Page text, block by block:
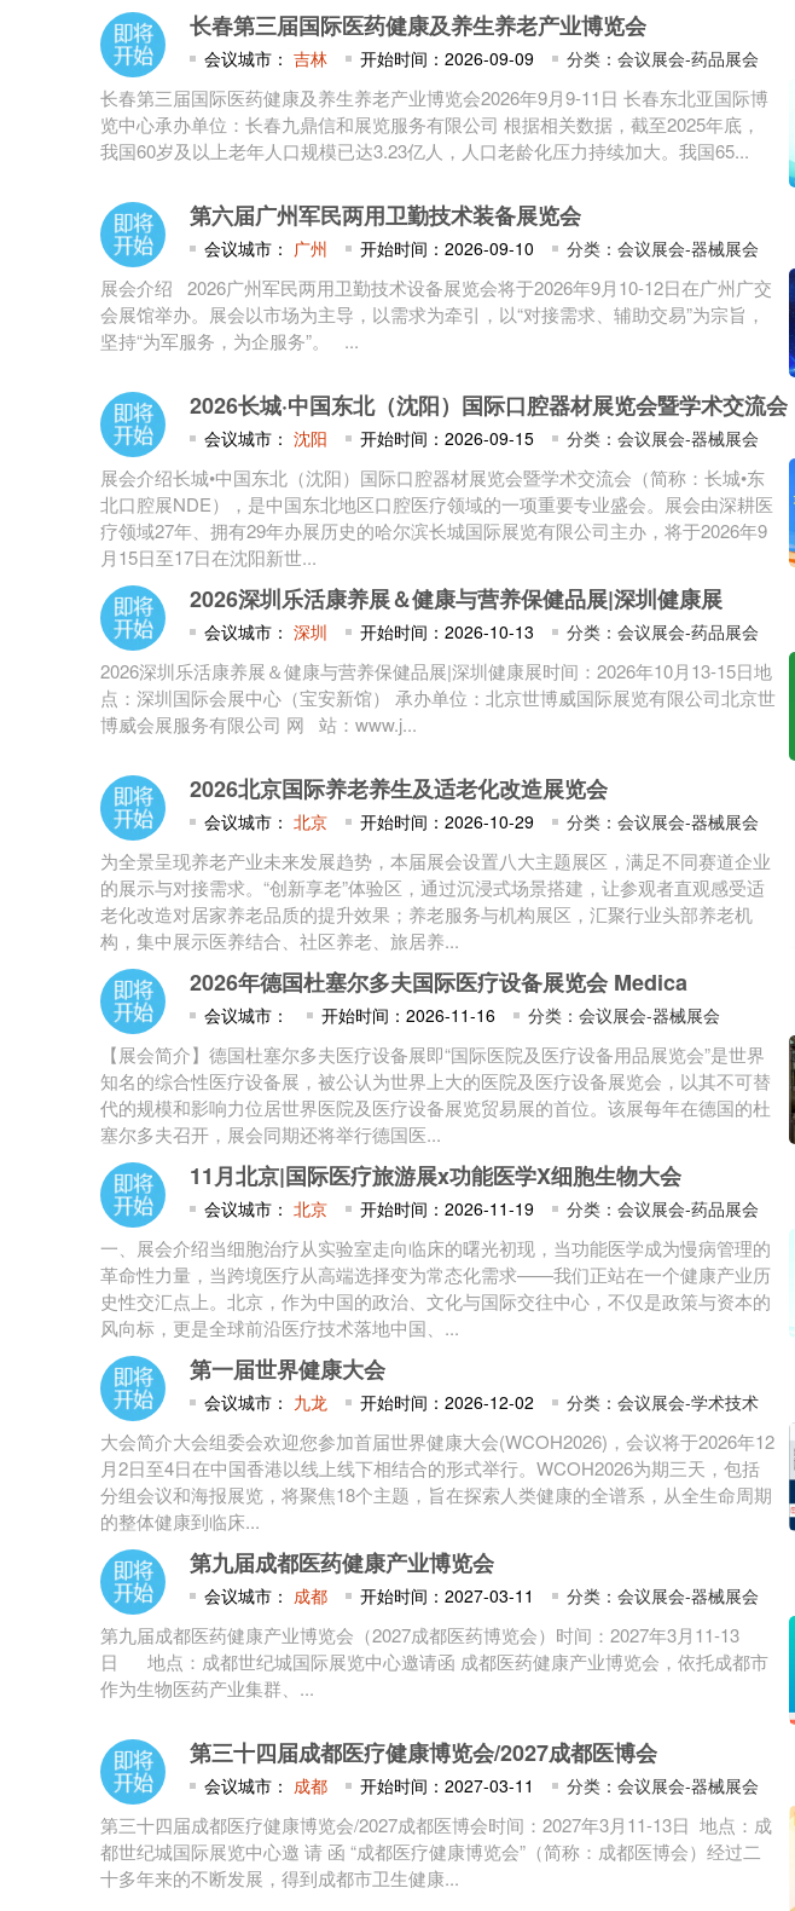
长春第三届国际医药健康及养生养老产业博览会
会议城市： 吉林 开始时间：2026-09-09 分类：会议展会-药品展会
长春第三届国际医药健康及养生养老产业博览会2026年9月9-11日 长春东北亚国际博
览中心承办单位：长春九鼎信和展览服务有限公司 根据相关数据，截至2025年底，
我国60岁及以上老年人口规模已达3.23亿人，人口老龄化压力持续加大。我国65...
第六届广州军民两用卫勤技术装备展览会
会议城市： 广州 开始时间：2026-09-10 分类：会议展会-器械展会
展会介绍 2026广州军民两用卫勤技术设备展览会将于2026年9月10-12日在广州广交
会展馆举办。展会以市场为主导，以需求为牵引，以“对接需求、辅助交易”为宗旨，
坚持“为军服务，为企服务”。 ...
2026长城·中国东北（沈阳）国际口腔器材展览会暨学术交流会
会议城市： 沈阳 开始时间：2026-09-15 分类：会议展会-器械展会
展会介绍长城•中国东北（沈阳）国际口腔器材展览会暨学术交流会（简称：长城•东
北口腔展NDE），是中国东北地区口腔医疗领域的一项重要专业盛会。展会由深耕医
疗领域27年、拥有29年办展历史的哈尔滨长城国际展览有限公司主办，将于2026年9
月15日至17日在沈阳新世...
2026深圳乐活康养展＆健康与营养保健品展|深圳健康展
会议城市： 深圳 开始时间：2026-10-13 分类：会议展会-药品展会
2026深圳乐活康养展＆健康与营养保健品展|深圳健康展时间：2026年10月13-15日地
点：深圳国际会展中心（宝安新馆） 承办单位：北京世博威国际展览有限公司北京世
博威会展服务有限公司 网 站：www.j...
2026北京国际养老养生及适老化改造展览会
会议城市： 北京 开始时间：2026-10-29 分类：会议展会-器械展会
为全景呈现养老产业未来发展趋势，本届展会设置八大主题展区，满足不同赛道企业
的展示与对接需求。“创新享老”体验区，通过沉浸式场景搭建，让参观者直观感受适
老化改造对居家养老品质的提升效果；养老服务与机构展区，汇聚行业头部养老机
构，集中展示医养结合、社区养老、旅居养...
2026年德国杜塞尔多夫国际医疗设备展览会 Medica
会议城市： 开始时间：2026-11-16 分类：会议展会-器械展会
【展会简介】德国杜塞尔多夫医疗设备展即“国际医院及医疗设备用品展览会”是世界
知名的综合性医疗设备展，被公认为世界上大的医院及医疗设备展览会，以其不可替
代的规模和影响力位居世界医院及医疗设备展览贸易展的首位。该展每年在德国的杜
塞尔多夫召开，展会同期还将举行德国医...
11月北京|国际医疗旅游展x功能医学X细胞生物大会
会议城市： 北京 开始时间：2026-11-19 分类：会议展会-药品展会
一、展会介绍当细胞治疗从实验室走向临床的曙光初现，当功能医学成为慢病管理的
革命性力量，当跨境医疗从高端选择变为常态化需求——我们正站在一个健康产业历
史性交汇点上。北京，作为中国的政治、文化与国际交往中心，不仅是政策与资本的
风向标，更是全球前沿医疗技术落地中国、...
第一届世界健康大会
会议城市： 九龙 开始时间：2026-12-02 分类：会议展会-学术技术
大会简介大会组委会欢迎您参加首届世界健康大会(WCOH2026)，会议将于2026年12
月2日至4日在中国香港以线上线下相结合的形式举行。WCOH2026为期三天，包括
分组会议和海报展览，将聚焦18个主题，旨在探索人类健康的全谱系，从全生命周期
的整体健康到临床...
第九届成都医药健康产业博览会
会议城市： 成都 开始时间：2027-03-11 分类：会议展会-器械展会
第九届成都医药健康产业博览会（2027成都医药博览会）时间：2027年3月11-13
日 地点：成都世纪城国际展览中心邀请函 成都医药健康产业博览会，依托成都市
作为生物医药产业集群、...
第三十四届成都医疗健康博览会/2027成都医博会
会议城市： 成都 开始时间：2027-03-11 分类：会议展会-器械展会
第三十四届成都医疗健康博览会/2027成都医博会时间：2027年3月11-13日 地点：成
都世纪城国际展览中心邀 请 函 “成都医疗健康博览会”（简称：成都医博会）经过二
十多年来的不断发展，得到成都市卫生健康...